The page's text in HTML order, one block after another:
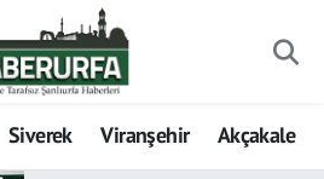
Siverek Viranşehir Akçakale